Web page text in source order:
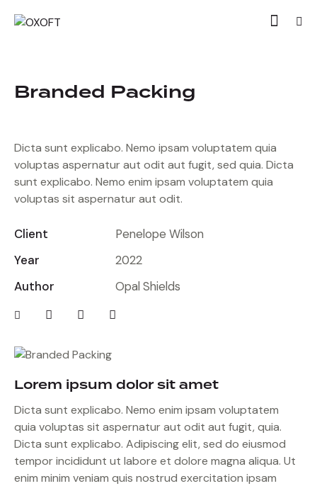
Branded Packing
Dicta sunt explicabo. Nemo ipsam voluptatem quia
voluptas aspernatur aut odit aut fugit, sed quia. Dicta
sunt explicabo. Nemo enim ipsam voluptatem quia
voluptas sit aspernatur aut odit.
Client
Penelope Wilson
Year
2022
Author
Opal Shields
Lorem ipsum dolor sit amet
Dicta sunt explicabo. Nemo enim ipsam voluptatem
quia voluptas sit aspernatur aut odit aut fugit, quia.
Dicta sunt explicabo. Adipiscing elit, sed do eiusmod
tempor incididunt ut labore et dolore magna aliqua. Ut
enim minim veniam quis nostrud exercitation ipsam